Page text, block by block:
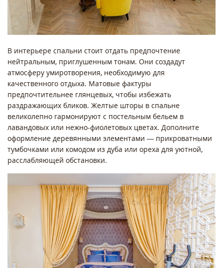
В интерьере спальни стоит отдать предпочтение
нейтральным, приглушенным тонам. Они создадут
атмосферу умиротворения, необходимую для
качественного отдыха. Матовые фактуры
предпочтительнее глянцевых, чтобы избежать
раздражающих бликов. Желтые шторы в спальне
великолепно гармонируют с постельным бельем в
лавандовых или нежно-фиолетовых цветах. Дополните
оформление деревянными элементами — прикроватными
тумбочками или комодом из дуба или ореха для уютной,
расслабляющей обстановки.